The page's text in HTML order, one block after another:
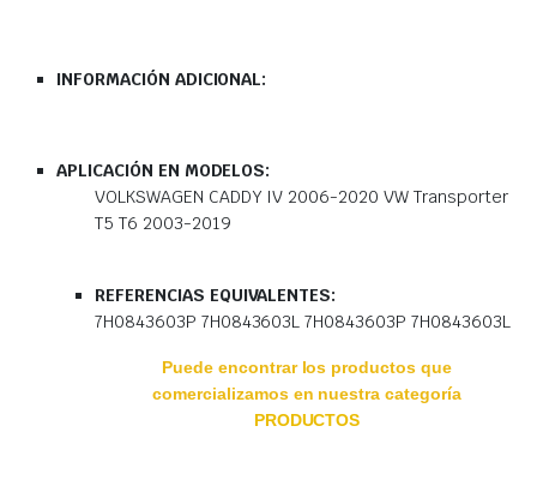
INFORMACIÓN ADICIONAL:
APLICACIÓN EN MODELOS:
VOLKSWAGEN CADDY IV 2006-2020 VW Transporter
T5 T6 2003-2019
REFERENCIAS EQUIVALENTES:
7H0843603P 7H0843603L 7H0843603P 7H0843603L
Puede encontrar los productos que
comercializamos en nuestra categoría
PRODUCTOS